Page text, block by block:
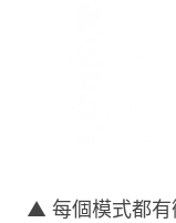
▲ 每個模式都有